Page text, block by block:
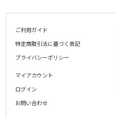
ご利用ガイド
特定商取引法に基づく表記
プライバシーポリシー
マイアカウント
ログイン
お問い合わせ